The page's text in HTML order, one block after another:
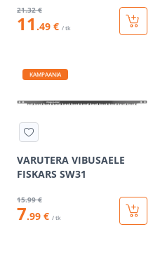
21.32 €
11 .49 € / tk
KAMPAANIA
VARUTERA VIBUSAELE
FISKARS SW31
15.99 €
7.99 € / tk